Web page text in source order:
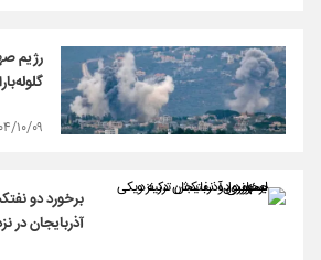
رژیم
۱۴۰۴/
برخورد دو
آذربایجان در